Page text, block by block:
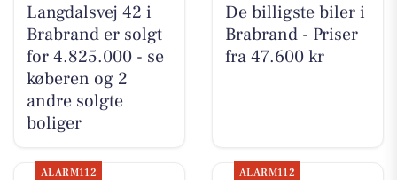
Langdalsvej 42 i
Brabrand er solgt
for 4.825.000 - se
køberen og 2
andre solgte
boliger
De billigste biler i
Brabrand - Priser
fra 47.600 kr
ALARM112 ALARM112